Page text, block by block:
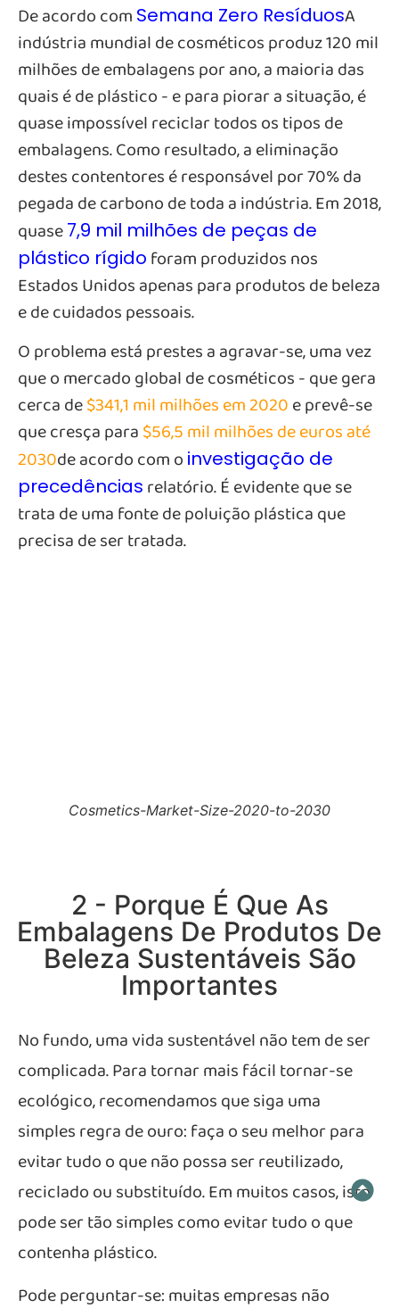
De acordo com Semana Zero ResíduosA
indústria mundial de cosméticos produz 120 mil
milhões de embalagens por ano, a maioria das
quais é de plástico - e para piorar a situação, é
quase impossível reciclar todos os tipos de
embalagens. Como resultado, a eliminação
destes contentores é responsável por 70% da
pegada de carbono de toda a indústria. Em 2018,
quase7,9 mil milhões de peças de
plástico rígido foram produzidos nos
Estados Unidos apenas para produtos de beleza
e de cuidados pessoais.
O problema está prestes a agravar-se, uma vez
que o mercado global de cosméticos - que gera
cerca de$341,1 mil milhões em 2020e prevê-se
que cresça para$56,5 mil milhões de euros até
2030de acordo com o investigação de
precedências relatório. É evidente que se
trata de uma fonte de poluição plástica que
precisa de ser tratada.
Cosmetics-Market-Size-2020-to-2030
2 - Porque É Que As
Embalagens De Produtos De
Beleza Sustentáveis São
Importantes
No fundo, uma vida sustentável não tem de ser
complicada. Para tornar mais fácil tornar-se
ecológico, recomendamos que siga uma
simples regra de ouro: faça o seu melhor para
evitar tudo o que não possa ser reutilizado,
reciclado ou substituído. Em muitos casos, isto
pode ser tão simples como evitar tudo o que
contenha plástico.
Pode perguntar-se: muitas empresas não